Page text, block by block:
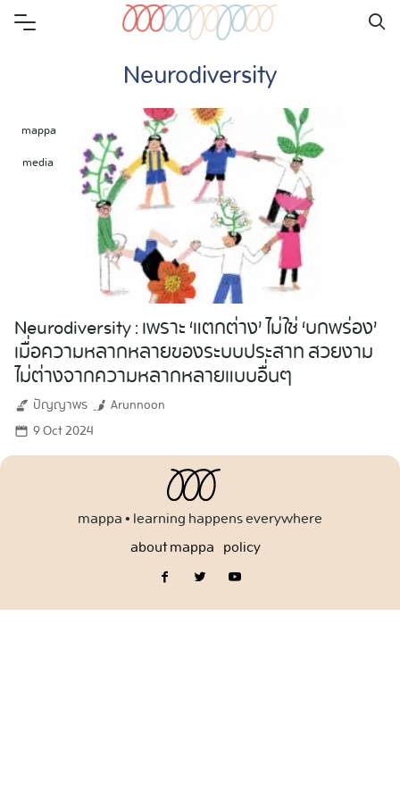
Skip
Neurodiversity
mappa
media
Neurodiversity : เพราะ ‘แตกต่าง’ ไม่ใช่ ‘บกพร่อง’
เมื่อความหลากหลายของระบบประสาท สวยงาม
ไม่ต่างจากความหลากหลายแบบอื่นๆ
ปัญญาพร
Arunnoon
9 Oct 2024
mappa • learning happens everywhere
about mappa policy